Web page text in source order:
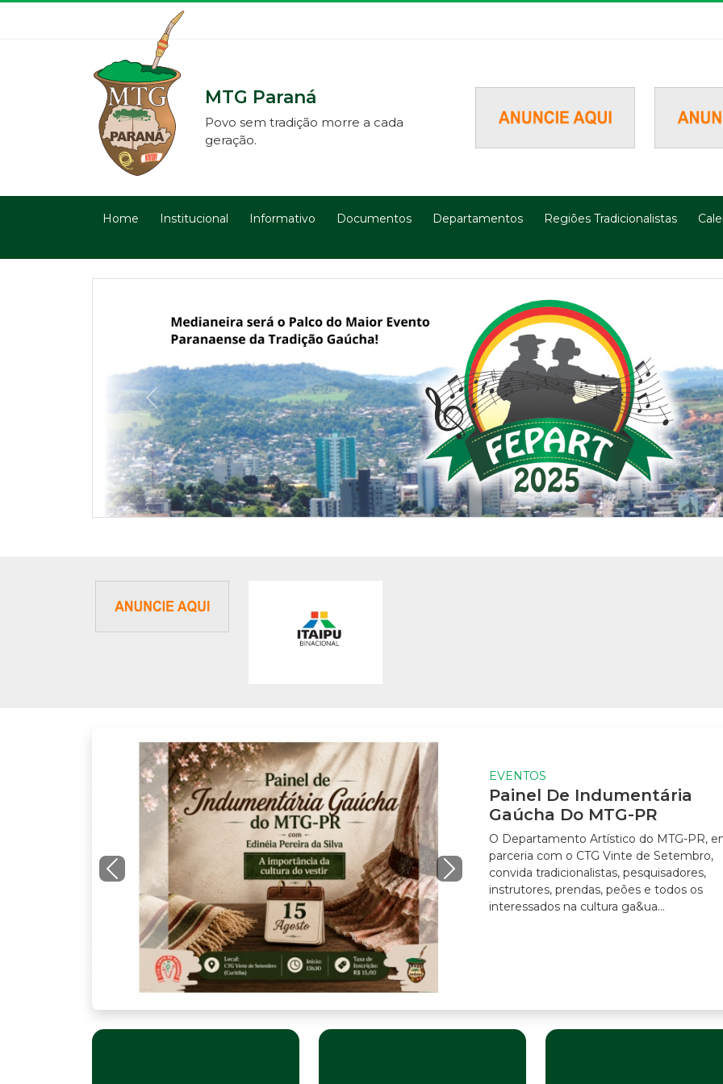
MTG Paraná
Povo sem tradição morre a cada
geração.
Home Institucional Informativo Documentos Departamentos Regiões Tradicionalistas
Previous
EVENTOS
Painel De Indumentária
Gaúcha Do MTG-PR
O Departamento Artístico do MTG-PR,
parceria com o CTG Vinte de Setembro,
convida tradicionalistas, pesquisadores,
instrutores, prendas, peões e todos os
interessados na cultura ga&ua...